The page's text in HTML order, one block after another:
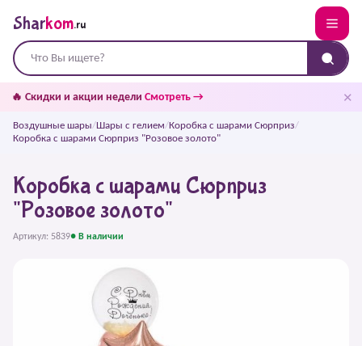
Sharkom.ru
🔥 Скидки и акции недели Смотреть → ✕
Воздушные шары/Шары с гелием/Коробка с шарами Сюрприз/
Коробка с шарами Сюрприз "Розовое золото"
Коробка с шарами Сюрприз
"Розовое золото"
Артикул: 5839● В наличии